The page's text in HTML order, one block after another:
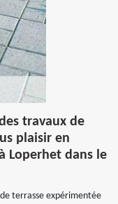
travaux de
plaisir en
Loperhet dans le
terrasse expérimentée